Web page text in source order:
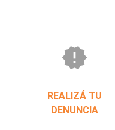
new_releases
REALIZÁ TU
DENUNCIA